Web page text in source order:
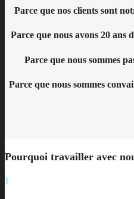
Parce que nos clients sont
Parce que nous avons 20 ans
Parce que nous sommes
Parce que nous sommes
Pourquoi travailler avec
1